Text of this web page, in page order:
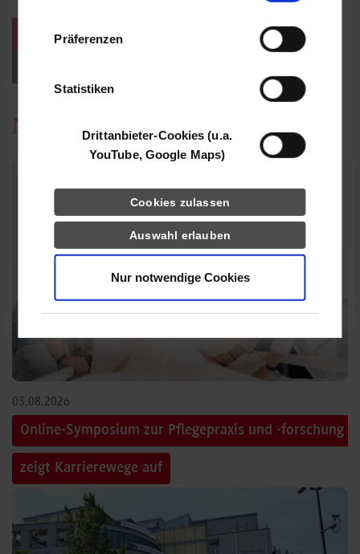
Daten zusammen, die Sie ihnen bereitgestellt
haben oder die sie im Rahmen Ihrer Nutzung
Präferenzen
Statistiken
Drittanbieter-Cookies (u.a.
YouTube, Google Maps)
Cookies zulassen
Auswahl erlauben
Nur notwendige Cookies
weitere Veranstaltungen / Termine
News
03.08.2026
Online-Symposium zur Pflegepraxis und -forschung
zeigt Karrierewege auf